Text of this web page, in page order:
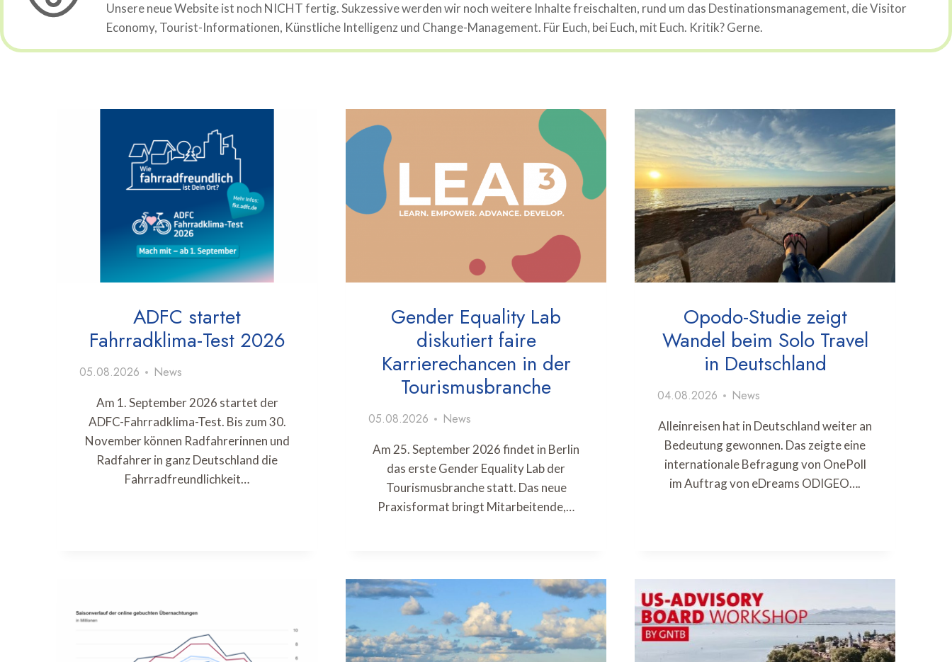
Unsere neue Website ist noch NICHT fertig. Sukzessive werden wir noch weitere Inhalte freischalten, rund um das Destinationsmanagement, die Visitor
Economy, Tourist-Informationen, Künstliche Intelligenz und Change-Management. Für Euch, bei Euch, mit Euch. Kritik? Gerne.
ADFC startet
Fahrradklima-Test 2026
05.08.2026 News
Am 1. September 2026 startet der
ADFC-Fahrradklima-Test. Bis zum 30.
November können Radfahrerinnen und
Radfahrer in ganz Deutschland die
Fahrradfreundlichkeit…
Gender Equality Lab
diskutiert faire
Karrierechancen in der
Tourismusbranche
05.08.2026 News
Am 25. September 2026 findet in Berlin
das erste Gender Equality Lab der
Tourismusbranche statt. Das neue
Praxisformat bringt Mitarbeitende,…
Opodo-Studie zeigt
Wandel beim Solo Travel
in Deutschland
04.08.2026 News
Alleinreisen hat in Deutschland weiter an
Bedeutung gewonnen. Das zeigte eine
internationale Befragung von OnePoll
im Auftrag von eDreams ODIGEO….